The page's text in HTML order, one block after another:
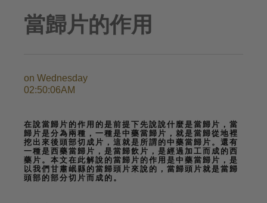
當歸片的作用
on Wednesday
02:50:06AM
在說當歸片的作用的是前提下先說說什麼是當歸片，當
歸片是分為兩種，一種是中藥當歸片，就是當歸從地裡
挖出來後頭部切成片，這就是所謂的中藥當歸片。還有
一種是西藥當歸片，是當歸飲片，是經過加工而成的西
藥片。本文在此解說的當歸片的作用是中藥當歸片，是
以我們甘肅岷縣的當歸頭片來說的，當歸頭片就是當歸
頭部的部分切片而成的。